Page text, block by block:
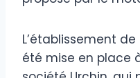
L’établissement
été mise en place